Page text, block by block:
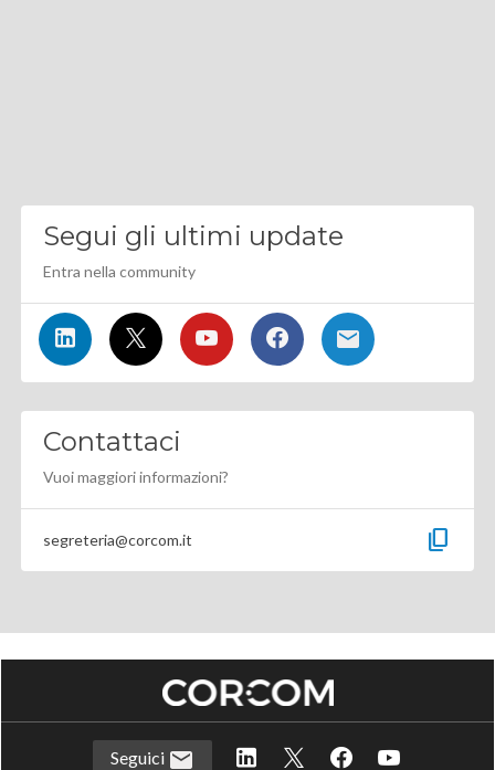
Segui gli ultimi update
Entra nella community
Contattaci
Vuoi maggiori informazioni?
segreteria@corcom.it content_copy
Seguici